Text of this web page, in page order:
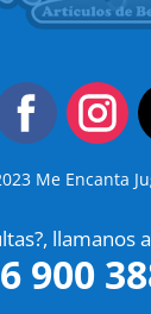
Me Encanta
llamanos
900